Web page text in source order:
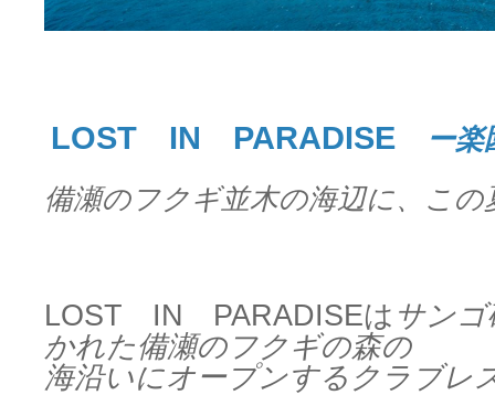
LOST IN PARADISE
ー楽
備瀬のフクギ並木の海辺に、この
LOST IN PARADISEは サン
かれた備瀬のフクギの森の
海沿いにオープンするクラブレ